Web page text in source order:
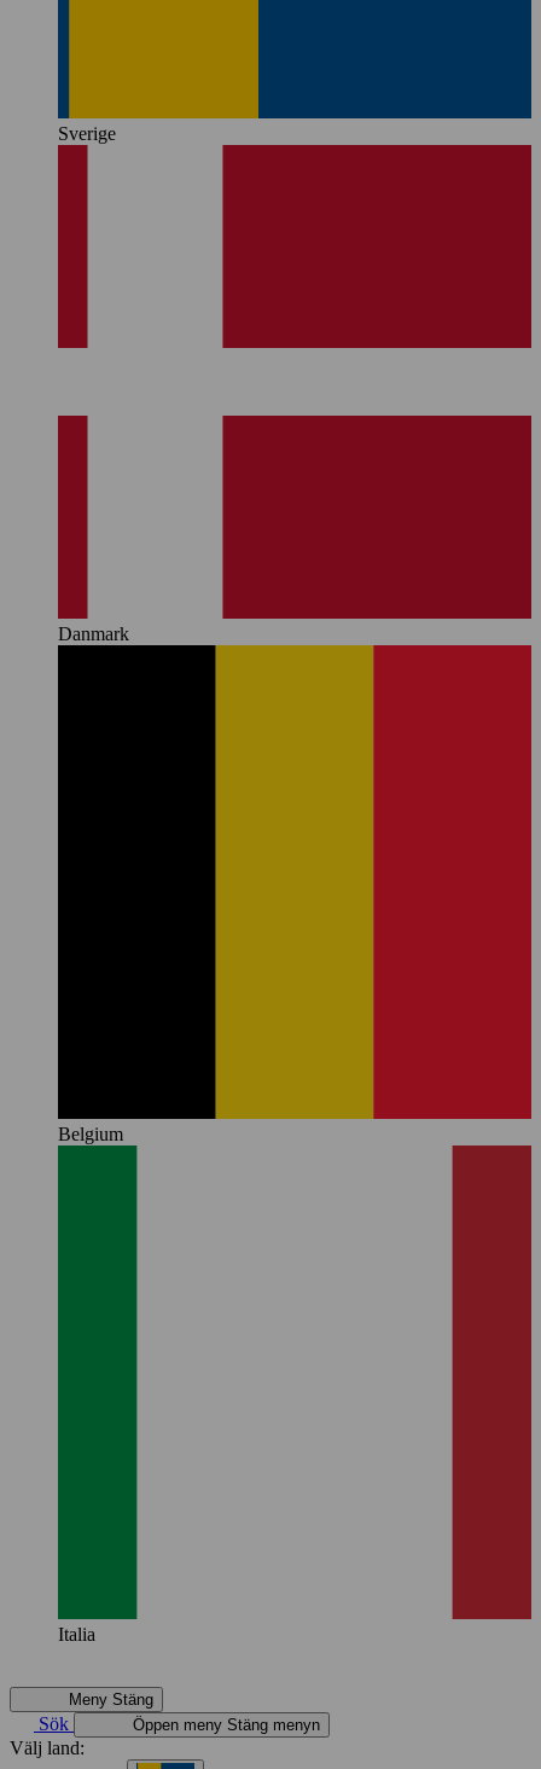
Sverige
Danmark
Belgium
Italia
Meny Stäng
Sök Öppen meny Stäng menyn
Välj land: